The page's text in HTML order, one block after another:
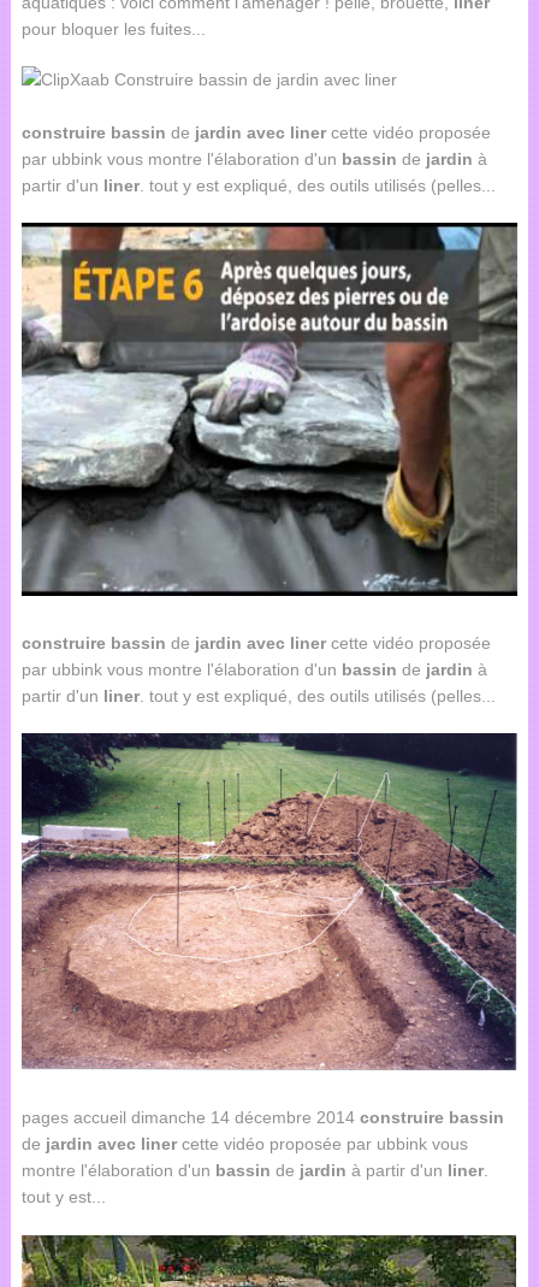
pour bloquer les fuites...
construire bassin de jardin avec linercette vidéo proposée
par ubbink vous montre l'élaboration d'un bassin de jardin à
partir d'un liner. tout y est expliqué, des outils utilisés (pelles...
construire bassin de jardin avec linercette vidéo proposée
par ubbink vous montre l'élaboration d'un bassin de jardin à
partir d'un liner. tout y est expliqué, des outils utilisés (pelles...
pages accueil dimanche 14 décembre 2014 construire bassin
de jardin avec linercette vidéo proposée par ubbink vous
montre l'élaboration d'un bassin de jardin à partir d'un liner.
tout y est...